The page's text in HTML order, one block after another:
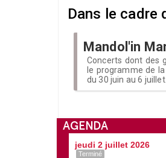
Dans le cadre
Mandol'in
Concerts dont des
le programme de
du 30 juin au 6 juillet.
AGENDA
jeudi 2 juillet 2026
Terminé